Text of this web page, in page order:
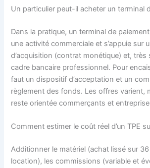
Un particulier peut-il acheter un terminal
Dans la pratique, un terminal de
une activité commerciale et s’appuie sur
d’acquisition (contrat monétique) et, très
cadre bancaire professionnel. Pour
faut un dispositif d’acceptation et un
règlement des fonds. Les offres varient,
reste orientée commerçants et
Comment estimer le coût réel d’un TPE
Additionner le matériel (achat lissé sur
location), les commissions (variable et